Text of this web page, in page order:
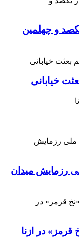
و چهلمین
خیابانی
رزمایش میدان
قرمز» در ازنا